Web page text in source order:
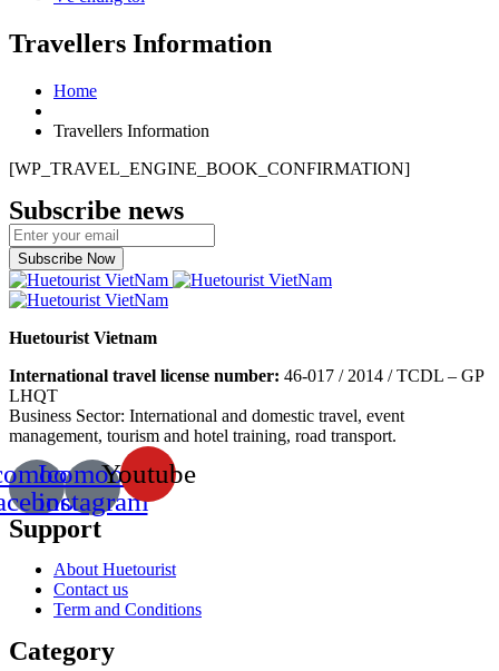
Travellers Information
Home
Travellers Information
[WP_TRAVEL_ENGINE_BOOK_CONFIRMATION]
Subscribe news
Subscribe Now
Huetourist Vietnam
International travel license number: 46-017 / 2014 / TCDL – GP
LHQT
Business Sector: International and domestic travel, event
management, tourism and hotel training, road transport.
Icomoon-
instagram
Youtube
Support
About Huetourist
Contact us
Term and Conditions
Category